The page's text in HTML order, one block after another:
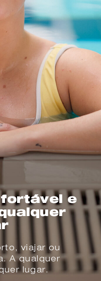
e
viajar ou
A qualquer
lugar.